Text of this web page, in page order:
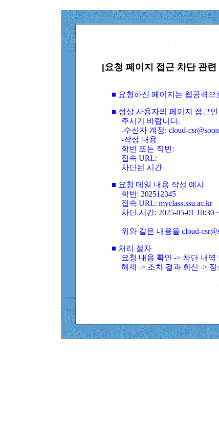
[요청 페이지 접근 차단 관
■ 요청하신 페이지는 웹공격
■ 정상 사용자의 페이지 접근
주시기 바랍니다.
-수신자 계정: cloud-
-작성 내용
학번 또는 직번:
접속 URL:
차단된 시간
■ 요청 메일 내용 작성 예시
학번: 202512345
접속 URL: myclass.ssu.ac.kr
차단 시간: 2025-05-01 10:30
위와 같은 내용을 cloud-
■ 처리 절차
요청 내용 확인 -> 차단 내
해제 -> 조치 결과 회신 ->